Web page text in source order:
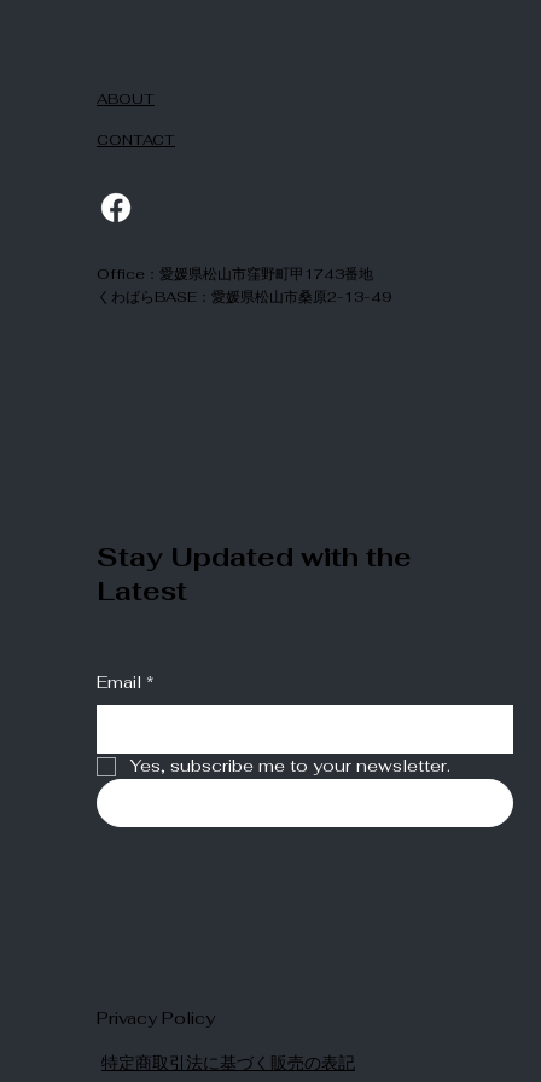
Office：愛媛県松山市窪野町甲1743番地
​くわばらBASE：愛媛県松山市桑原2-13-49
ABOUT
CONTACT
Stay Updated with the
Latest
Email *
Yes, subscribe me to your newsletter.
Privacy Policy
特定商取引法に基づく販売の表記